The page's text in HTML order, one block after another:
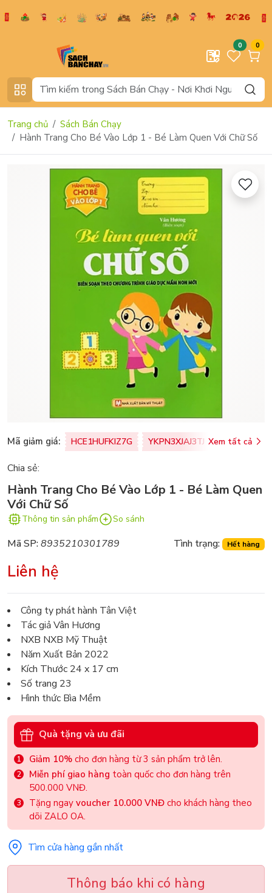
0 0
Trang chủ
Sách Bán Chạy
Hành Trang Cho Bé Vào Lớp 1 - Bé Làm Quen Với Chữ Số
Mã giảm giá: HCE1HUFKIZ7G YKPN3XJAJ3TJ Xem tất cả
Chia sẻ:
Hành Trang Cho Bé Vào Lớp 1 - Bé Làm Quen
Với Chữ Số
Thông tin sản phẩm So sánh
Mã SP:8935210301789 Tình trạng: Hết hàng
Liên hệ
Công ty phát hành Tân Việt
Tác giả Vân Hương
NXB NXB Mỹ Thuật
Năm Xuất Bản 2022
Kích Thước 24 x 17 cm
Số trang 23
Hình thức Bìa Mềm
Quà tặng và ưu đãi
Giảm 10% cho đơn hàng từ 3 sản phẩm trở lên.
Miễn phí giao hàng toàn quốc cho đơn hàng trên
500.000 VNĐ.
Tặng ngay voucher 10.000 VNĐ cho khách hàng theo
dõi ZALO OA.
Tìm cửa hàng gần nhất
Thông báo khi có hàng